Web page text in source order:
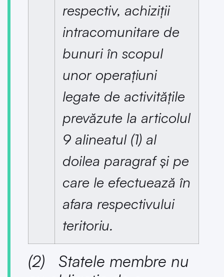
respectiv, achiziții
intracomunitare de
bunuri în scopul
unor operațiuni
legate de activitățile
prevăzute la articolul
9 alineatul (1) al
doilea paragraf și pe
care le efectuează în
afara respectivului
teritoriu.
(2) Statele membre nu